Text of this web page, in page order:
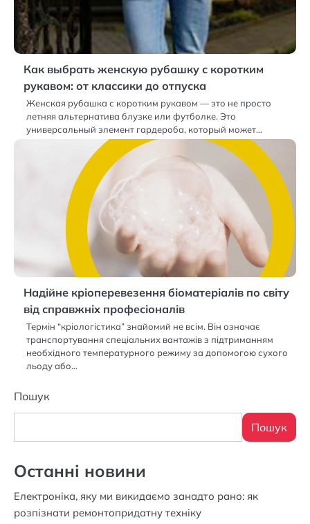
Как выбрать женскую рубашку с коротким
рукавом: от классики до отпуска
Женская рубашка с коротким рукавом — это не просто
летняя альтернатива блузке или футболке. Это
универсальный элемент гардероба, который может…
Надійне кріоперевезення біоматеріалів по світу
від справжніх професіоналів
Термін “кріологістика” знайомий не всім. Він означає
транспортування спеціальних вантажів з підтриманням
необхідного температурного режиму за допомогою сухого
льоду або…
Пошук
Пошук
Останні новини
Електроніка, яку ми викидаємо занадто рано: як
розпізнати ремонтопридатну техніку